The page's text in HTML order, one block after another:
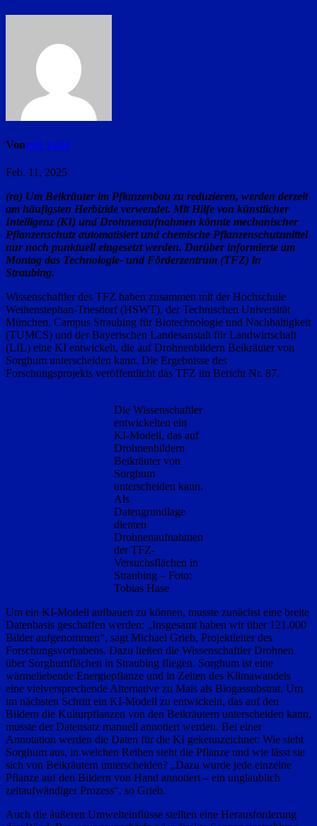
Vonred_ra24
Feb. 11, 2025
(ra) Um Beikräuter im Pflanzenbau zu reduzieren, werden derzeit
am häufigsten Herbizide verwendet. Mit Hilfe von künstlicher
Intelligenz (KI) und Drohnenaufnahmen könnte mechanischer
Pflanzenschutz automatisiert und chemische Pflanzenschutzmittel
nur noch punktuell eingesetzt werden. Darüber informierte am
Montag das Technologie- und Förderzentrum (TFZ) in
Straubing.
Wissenschaftler des TFZ haben zusammen mit der Hochschule
Weihenstephan-Triesdorf (HSWT), der Technischen Universität
München, Campus Straubing für Biotechnologie und Nachhaltigkeit
(TUMCS) und der Bayerischen Landesanstalt für Landwirtschaft
(LfL) eine KI entwickelt, die auf Drohnenbildern Beikräuter von
Sorghum unterscheiden kann. Die Ergebnisse des
Forschungsprojekts veröffentlicht das TFZ im Bericht Nr. 87.
Die Wissenschaftler
entwickelten ein
KI-Modell, das auf
Drohnenbildern
Beikräuter von
Sorghum
unterscheiden kann.
Als
Datengrundlage
dienten
Drohnenaufnahmen
der TFZ-
Versuchsflächen in
Straubing – Foto:
Tobias Hase
Um ein KI-Modell aufbauen zu können, musste zunächst eine breite
Datenbasis geschaffen werden: „Insgesamt haben wir über 121.000
Bilder aufgenommen“, sagt Michael Grieb, Projektleiter des
Forschungsvorhabens. Dazu ließen die Wissenschaftler Drohnen
über Sorghumflächen in Straubing fliegen. Sorghum ist eine
wärmeliebende Energiepflanze und in Zeiten des Klimawandels
eine vielversprechende Alternative zu Mais als Biogassubstrat. Um
im nächsten Schritt ein KI-Modell zu entwickeln, das auf den
Bildern die Kulturpflanzen von den Beikräutern unterscheiden kann,
musste der Datensatz manuell annotiert werden. Bei einer
Annotation werden die Daten für die KI gekennzeichnet: Wie sieht
Sorghum aus, in welchen Reihen steht die Pflanze und wie lässt sie
sich von Beikräutern unterscheiden? „Dazu wurde jede einzelne
Pflanze auf den Bildern von Hand annotiert – ein unglaublich
zeitaufwändiger Prozess“, so Grieb.
Auch die äußeren Umwelteinflüsse stellten eine Herausforderung